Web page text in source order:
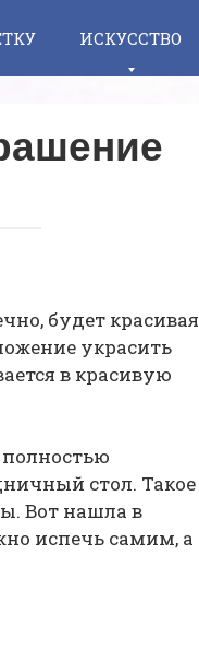
ИСКУССТВО
будет красивая
украсить
в красивую
стол. Такое
Вот нашла в
испечь самим, а